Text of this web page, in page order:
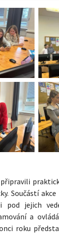
Součástí
jejich
a
roku